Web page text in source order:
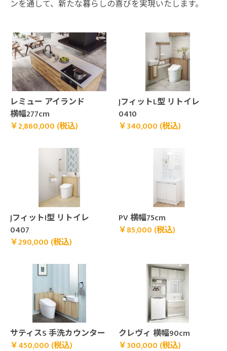
ンを通して、新たな暮らしの喜びを実現いたします。
レミュー アイランド
横幅277cm
￥2,860,000 (税込)
￥2,860,000 (税込)">
JフィットL型 リトイレ
0410
￥340,000 (税込)
￥340,000 (税込)">
JフィットI型 リトイレ
0407
￥290,000 (税込)
￥290,000 (税込)">
PV 横幅75cm
￥85,000 (税込)
￥85,000 (税込)">
サティスS 手洗カウンター
￥450,000 (税込)
￥450,000 (税込)">
クレヴィ 横幅90cm
￥300,000 (税込)
￥300,000 (税込)">